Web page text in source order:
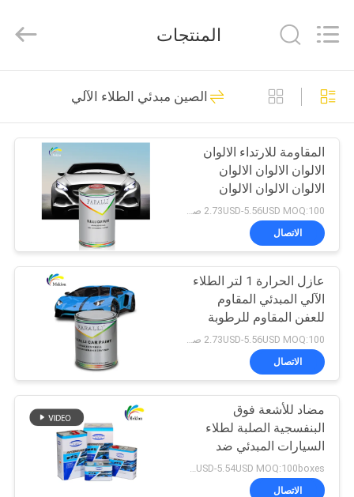
منزل
المنتجات
أشرطة
فيديو
حول
جولة
في
المعمل
ضبط
الجودة
Technology
Rights
إعادة طلاء السيارات
569
طلاء الأساس للسيارة
117
طلاء السيارة
105
المنتجات
الصين مبدئي الطلاء الآلي
المقاومة للارتداء الالوان
الالوان الالوان الالوان
الالوان الالوان الالوان
الالوان الالوان الالوان
الرمادية غير السامة
2.73USD-5.56USD MOQ:100 صندوق
الاتصال
عازل الحرارة 1 لتر الطلاء
الآلي المبدئي المقاوم
للعفن المقاوم للرطوبة
الاتصال
مضاد للأشعة فوق
البنفسجية الصلبة لطلاء
السيارات المبدئي ضد
الأكسدة الطلاء الإيبوكسي
للسيارات
الاتصال